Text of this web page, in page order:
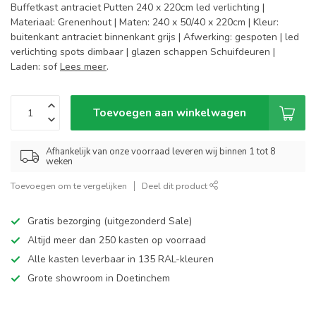
Buffetkast antraciet Putten 240 x 220cm led verlichting |
Materiaal: Grenenhout | Maten: 240 x 50/40 x 220cm | Kleur:
buitenkant antraciet binnenkant grijs | Afwerking: gespoten | led
verlichting spots dimbaar | glazen schappen Schuifdeuren |
Laden: sofLees meer.
Toevoegen aan winkelwagen
Afhankelijk van onze voorraad leveren wij binnen 1 tot 8
weken
Toevoegen om te vergelijken Deel dit product
Gratis bezorging (uitgezonderd Sale)
Altijd meer dan 250 kasten op voorraad
Alle kasten leverbaar in 135 RAL-kleuren
Grote showroom in Doetinchem